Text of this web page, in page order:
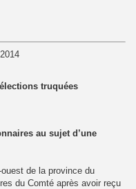
truquées
au sujet d’une
de la province du
du Comté après avoir reçu